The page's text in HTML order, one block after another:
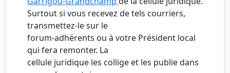
Surtout si vous recevez de tels courriers,
transmettez-le sur le
forum-adhérents ou à votre Président local
qui fera remonter. La
cellule juridique les collige et les publie dans